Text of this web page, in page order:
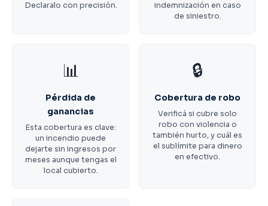
Declaralo con precisión.
indemnización en caso
de siniestro.
📊
Pérdida de
ganancias
Esta cobertura es clave:
un incendio puede
dejarte sin ingresos por
meses aunque tengas el
local cubierto.
🔒
Cobertura de robo
Verificá si cubre solo
robo con violencia o
también hurto, y cuál es
el sublímite para dinero
en efectivo.